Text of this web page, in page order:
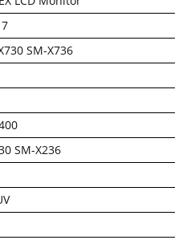
SM-X736
SM-X236